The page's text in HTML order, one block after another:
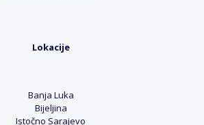
Lokacije
Banja Luka
Bijeljina
Istočno Sarajevo